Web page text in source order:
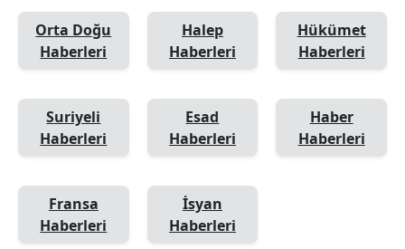
Orta Doğu
Haberleri
Halep
Haberleri
Hükümet
Haberleri
Suriyeli
Haberleri
Esad
Haberleri
Haber
Haberleri
Fransa
Haberleri
İsyan
Haberleri